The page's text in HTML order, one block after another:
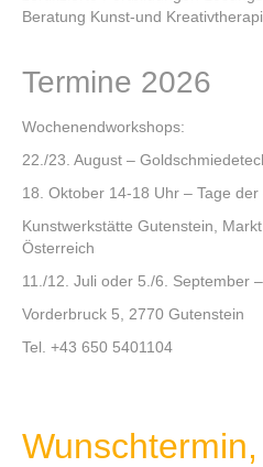
Beratung Kunst-und
Termine 2026
Wochenendworkshops:
22./23. August –
18. Oktober 14-18 Uhr – Tage
Kunstwerkstätte Gutenstein,
Österreich
11./12. Juli oder 5./6. September
Vorderbruck 5, 2770 Gutenstein
Tel. +43 650 5401104
Wunschtermin,